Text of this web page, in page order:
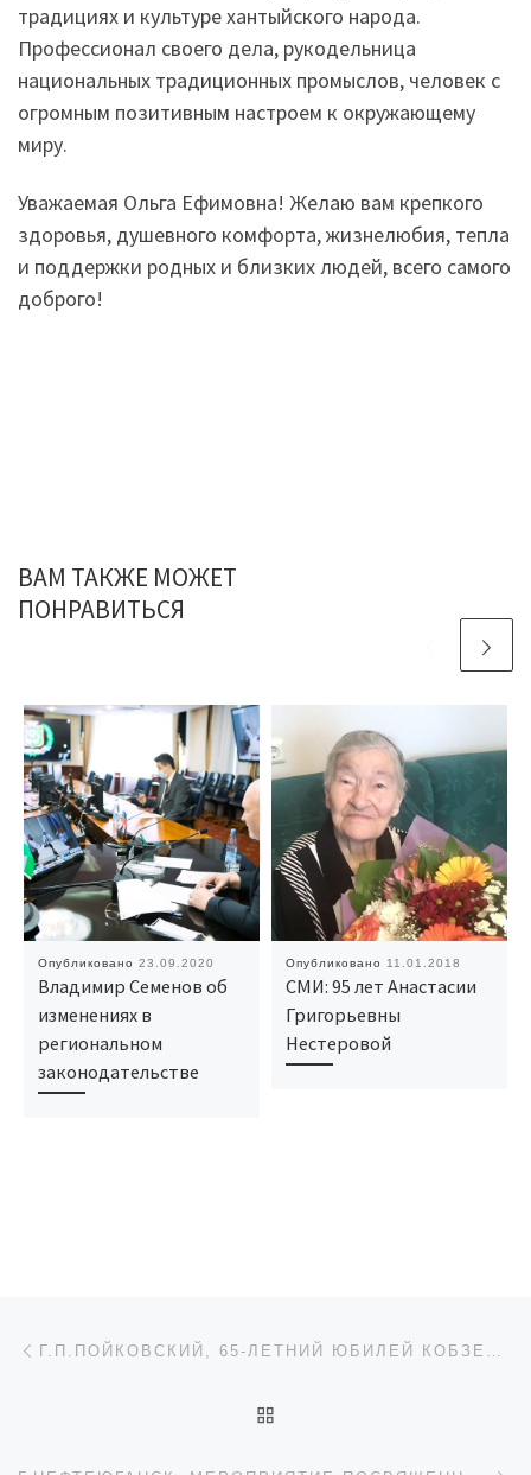
традициях и культуре хантыйского народа.
Профессионал своего дела, рукодельница
национальных традиционных промыслов, человек с
огромным позитивным настроем к окружающему
миру.
Уважаемая Ольга Ефимовна! Желаю вам крепкого
здоровья, душевного комфорта, жизнелюбия, тепла
и поддержки родных и близких людей, всего самого
доброго!
ВАМ ТАКЖЕ МОЖЕТ
ПОНРАВИТЬСЯ
Опубликовано 23.09.2020
Владимир Семенов об
изменениях в
региональном
законодательстве
Опубликовано 11.01.2018
СМИ: 95 лет Анастасии
Григорьевны
Нестеровой
Навигация по записям